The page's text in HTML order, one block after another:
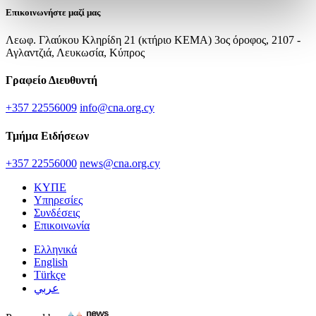
Επικοινωνήστε μαζί μας
Λεωφ. Γλαύκου Κληρίδη 21 (κτήριο ΚΕΜΑ) 3ος όροφος, 2107 -
Αγλαντζιά, Λευκωσία, Κύπρος
Γραφείο Διευθυντή
+357 22556009 info@cna.org.cy
Τμήμα Ειδήσεων
+357 22556000 news@cna.org.cy
ΚΥΠΕ
Υπηρεσίες
Συνδέσεις
Επικοινωνία
Ελληνικά
English
Türkçe
عربي